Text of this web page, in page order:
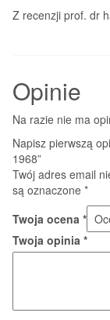
Z recenzji prof. dr
Opinie
Na razie nie ma
Napisz pierwszą
1968”
Twój adres email
są oznaczone *
Twoja ocena *
Twoja opinia *